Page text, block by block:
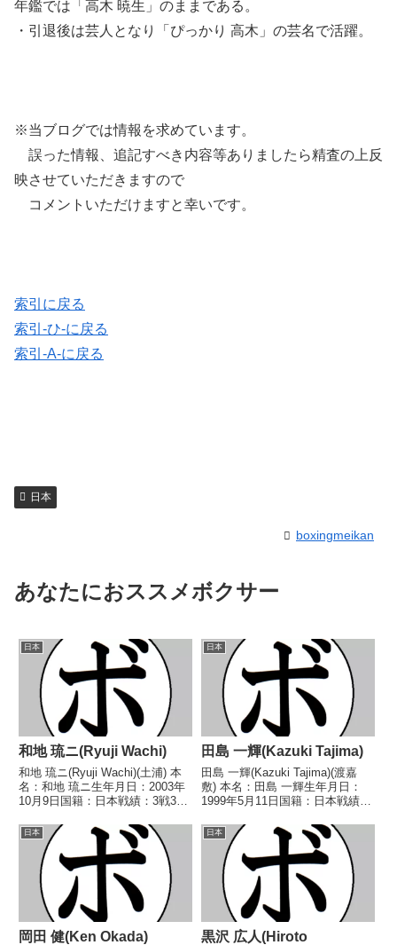
年鑑では「高木 暁生」のままである。
・引退後は芸人となり「ぴっかり 高木」の芸名で活躍。
※当ブログでは情報を求めています。
誤った情報、追記すべき内容等ありましたら精査の上反
映させていただきますので
コメントいただけますと幸いです。
索引に戻る
索引-ひ-に戻る
索引-A-に戻る
日本
boxingmeikan
あなたにおススメボクサー
日本
和地 琉ニ(Ryuji Wachi)
和地 琉ニ(Ryuji Wachi)(土浦) 本
名：和地 琉ニ生年月日：2003年
10月9日国籍：日本戦績：3戦3
歴】2023/09/16 ●4R判定 0-
3(36-40、36-40、37-39) 越渡 健
太(...
日本
田島 一輝(Kazuki Tajima)
田島 一輝(Kazuki Tajima)(渡嘉
敷) 本名：田島 一輝生年月日：
1999年5月11日国籍：日本戦績：
ル】なし 【戦歴】2024/11/19
○4RTKO 千田 翔汰(稲
毛)2026/04/1...
日本
岡田 健(Ken Okada)
日本
黒沢 広人(Hiroto